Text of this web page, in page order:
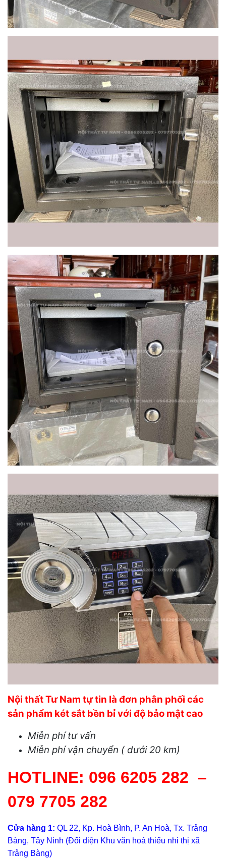
Nội thất Tư Nam tự tin là đơn phân phối các
sản phẩm két sắt bền bỉ với độ bảo mật cao
Miễn phí tư vấn
Miễn phí vận chuyển ( dưới 20 km)
HOTLINE: 096 6205 282 –
079 7705 282
Cửa hàng 1: QL 22, Kp. Hoà Bình, P. An Hoà, Tx. Trảng
Bàng, Tây Ninh (Đối diện Khu văn hoá thiếu nhi thị xã
Trảng Bàng)